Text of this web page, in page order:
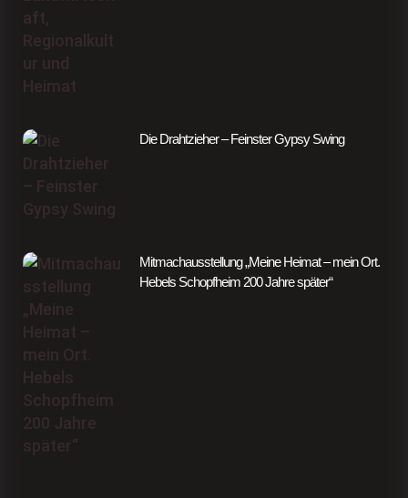
Die Drahtzieher – Feinster Gypsy Swing
Mitmachausstellung „Meine Heimat – mein Ort.
Hebels Schopfheim 200 Jahre später“